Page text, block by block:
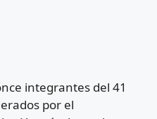
integrantes del 41
por el